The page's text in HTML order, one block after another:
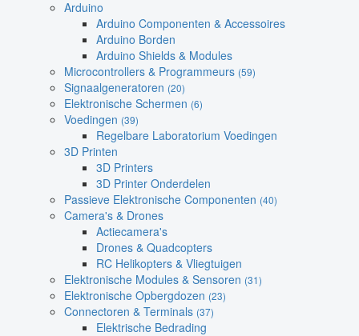
Arduino
Arduino Componenten & Accessoires
Arduino Borden
Arduino Shields & Modules
Microcontrollers & Programmeurs (59)
Signaalgeneratoren (20)
Elektronische Schermen (6)
Voedingen (39)
Regelbare Laboratorium Voedingen
3D Printen
3D Printers
3D Printer Onderdelen
Passieve Elektronische Componenten (40)
Camera's & Drones
Actiecamera's
Drones & Quadcopters
RC Helikopters & Vliegtuigen
Elektronische Modules & Sensoren (31)
Elektronische Opbergdozen (23)
Connectoren & Terminals (37)
Elektrische Bedrading